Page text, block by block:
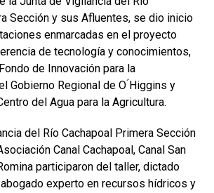
Sección y sus Afluentes, se dio inicio
enmarcadas en el proyecto
de tecnología y conocimientos,
de Innovación para la
Gobierno Regional de O ́Higgins y
del Agua para la Agricultura.
del Río Cachapoal Primera Sección
Canal Cachapoal, Canal San
participaron del taller, dictado
experto en recursos hídricos y